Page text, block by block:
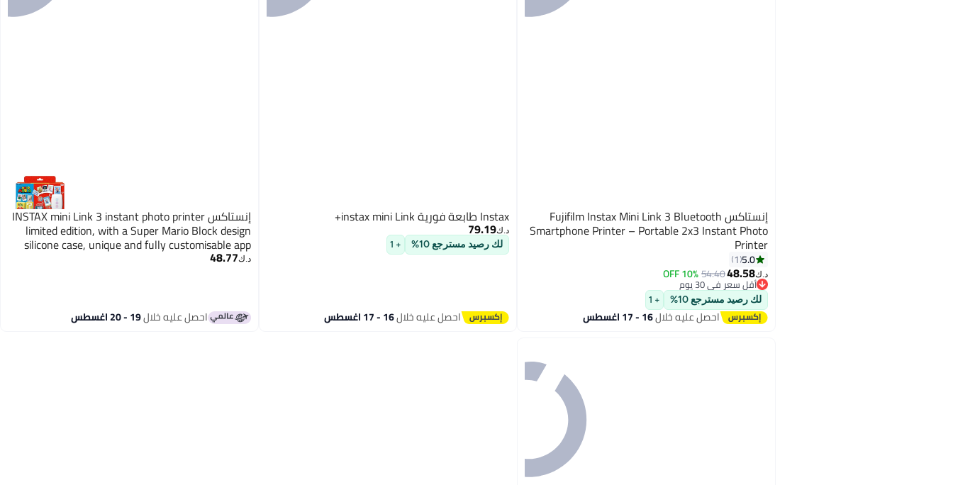
إنستاكس Fujifilm Instax Mini Link 3 Bluetooth
Smartphone Printer – Portable 2x3 Instant Photo
Printer
5.0
1
د.ك‏48.58
54.40
10% OFF
أقل سعر في 30 يوم
أقل سعر في 30 يوم
لك رصيد مسترجع 10% + 1
احصل عليه خلال16 - 17 اغسطس
Instax طابعة فورية instax mini Link+
د.ك‏79.19
لك رصيد مسترجع 10% + 1
احصل عليه خلال16 - 17 اغسطس
إنستاكس INSTAX mini Link 3 instant photo printer
limited edition, with a Super Mario Block design
silicone case, unique and fully customisable app
(mini film sold separately)
د.ك‏48.77
احصل عليه خلال19 - 20 اغسطس